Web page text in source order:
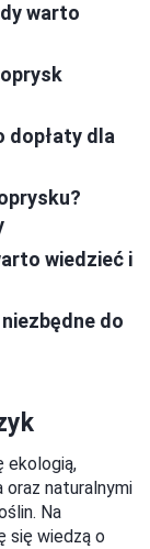
warto
dopłaty dla
wiedzieć i
do
ekologią,
oraz naturalnymi
Na
się wiedzą o